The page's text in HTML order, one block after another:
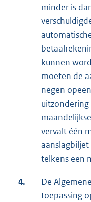
minder is
kunnen
moeten de
negen
vervalt één
telkens een
4.
De
toepassing